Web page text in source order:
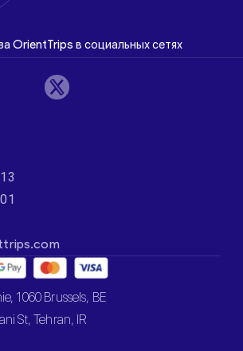
OrientTrips в социальных сетях
1060 Brussels, BE
St, Tehran, IR